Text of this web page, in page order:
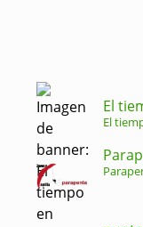
El
El